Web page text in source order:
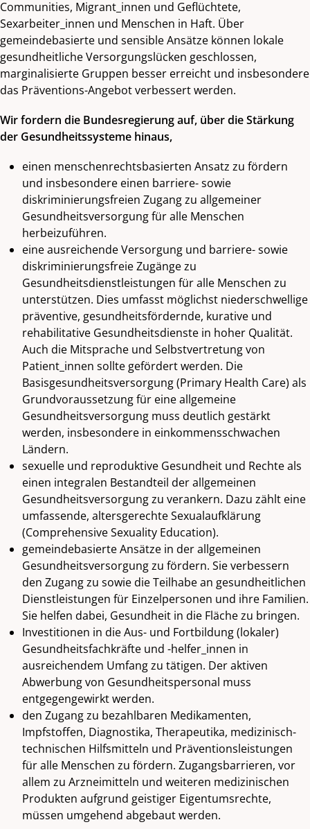
Communities, Migrant_innen und Geflüchtete,
Sexarbeiter_innen und Menschen in Haft. Über
gemeindebasierte und sensible Ansätze können lokale
gesundheitliche Versorgungslücken geschlossen,
marginalisierte Gruppen besser erreicht und insbesondere
das Präventions-Angebot verbessert werden.
Wir fordern die Bundesregierung auf, über die Stärkung
der Gesundheitssysteme hinaus,
einen menschenrechtsbasierten Ansatz zu fördern
und insbesondere einen barriere- sowie
diskriminierungsfreien Zugang zu allgemeiner
Gesundheitsversorgung für alle Menschen
herbeizuführen.
eine ausreichende Versorgung und barriere- sowie
diskriminierungsfreie Zugänge zu
Gesundheitsdienstleistungen für alle Menschen zu
unterstützen. Dies umfasst möglichst niederschwellige
präventive, gesundheitsfördernde, kurative und
rehabilitative Gesundheitsdienste in hoher Qualität.
Auch die Mitsprache und Selbstvertretung von
Patient_innen sollte gefördert werden. Die
Basisgesundheitsversorgung (Primary Health Care) als
Grundvoraussetzung für eine allgemeine
Gesundheitsversorgung muss deutlich gestärkt
werden, insbesondere in einkommensschwachen
Ländern.
sexuelle und reproduktive Gesundheit und Rechte als
einen integralen Bestandteil der allgemeinen
Gesundheitsversorgung zu verankern. Dazu zählt eine
umfassende, altersgerechte Sexualaufklärung
(Comprehensive Sexuality Education).
gemeindebasierte Ansätze in der allgemeinen
Gesundheitsversorgung zu fördern. Sie verbessern
den Zugang zu sowie die Teilhabe an gesundheitlichen
Dienstleistungen für Einzelpersonen und ihre Familien.
Sie helfen dabei, Gesundheit in die Fläche zu bringen.
Investitionen in die Aus- und Fortbildung (lokaler)
Gesundheitsfachkräfte und -helfer_innen in
ausreichendem Umfang zu tätigen. Der aktiven
Abwerbung von Gesundheitspersonal muss
entgegengewirkt werden.
den Zugang zu bezahlbaren Medikamenten,
Impfstoffen, Diagnostika, Therapeutika, medizinisch-
technischen Hilfsmitteln und Präventionsleistungen
für alle Menschen zu fördern. Zugangsbarrieren, vor
allem zu Arzneimitteln und weiteren medizinischen
Produkten aufgrund geistiger Eigentumsrechte,
müssen umgehend abgebaut werden.